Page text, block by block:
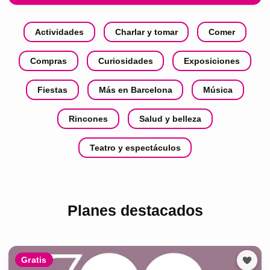
Actividades Charlar y tomar Comer
Compras Curiosidades Exposiciones
Fiestas Más en Barcelona Música
Rincones Salud y belleza
Teatro y espectáculos
Planes destacados
Gratis